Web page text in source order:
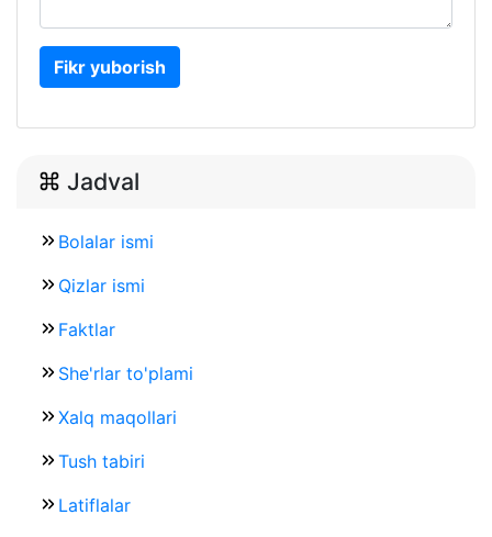
Fikr yuborish
Jadval
Bolalar ismi
Qizlar ismi
Faktlar
She'rlar to'plami
Xalq maqollari
Tush tabiri
Latiflalar